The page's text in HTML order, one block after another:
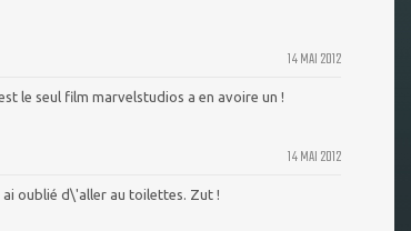
14 MAI 2012
le seul film marvelstudios a en avoire un !
14 MAI 2012
oublié d\'aller au toilettes. Zut !